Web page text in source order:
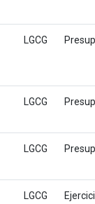
LGCG
LGCG
LGCG
LGCG